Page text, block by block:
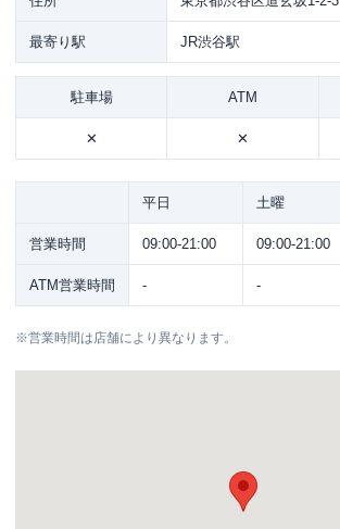
最寄り駅 JR渋谷駅
駐車場 ATM
✕ ✕
平日 土曜
営業時間 09:00-21:00 09:00-21:00
ATM営業時間 - -
※営業時間は店舗により異なります。